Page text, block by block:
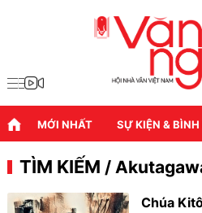
MỚI NHẤT SỰ KIỆN & BÌNH
TÌM KIẾM /
Chúa